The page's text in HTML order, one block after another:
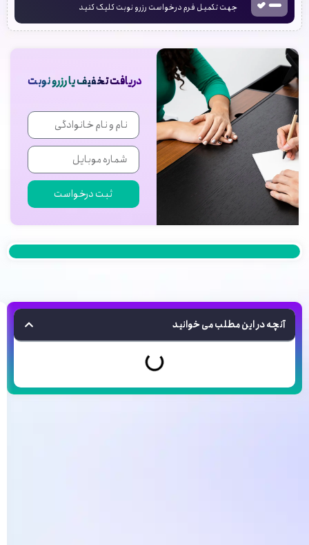
جهت تکمیل فرم درخواست رزرو نوبت کلیک کنید
دریافت تخفیف یا رزرو نوبت
ثبت درخواست
آنچه در این مطلب می خوانید